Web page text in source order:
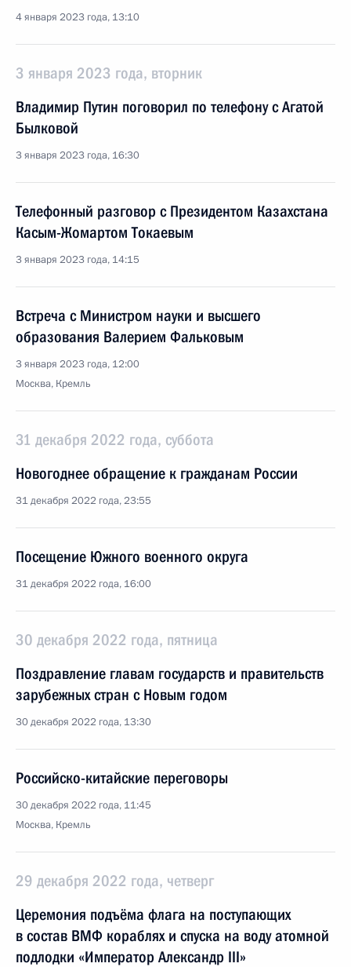
4 января 2023 года, 13:10
3 января 2023 года, вторник
Владимир Путин поговорил по телефону с Агатой
Былковой
3 января 2023 года, 16:30
Телефонный разговор с Президентом Казахстана
Касым-Жомартом Токаевым
3 января 2023 года, 14:15
Встреча с Министром науки и высшего
образования Валерием Фальковым
3 января 2023 года, 12:00
Москва, Кремль
31 декабря 2022 года, суббота
Новогоднее обращение к гражданам России
31 декабря 2022 года, 23:55
Посещение Южного военного округа
31 декабря 2022 года, 16:00
30 декабря 2022 года, пятница
Поздравление главам государств и правительств
зарубежных стран с Новым годом
30 декабря 2022 года, 13:30
Российско-китайские переговоры
30 декабря 2022 года, 11:45
Москва, Кремль
29 декабря 2022 года, четверг
Церемония подъёма флага на поступающих
в состав ВМФ кораблях и спуска на воду атомной
подлодки «Император Александр III»